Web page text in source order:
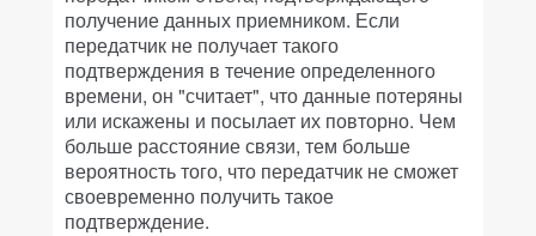
получение данных приемником. Если
передатчик не получает такого
подтверждения в течение определенного
времени, он "считает", что данные потеряны
или искажены и посылает их повторно. Чем
больше расстояние связи, тем больше
вероятность того, что передатчик не сможет
своевременно получить такое
подтверждение.